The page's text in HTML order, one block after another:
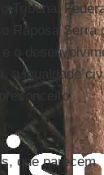
Tribunal
Raposa Serra
o
a igualdade
que parecem